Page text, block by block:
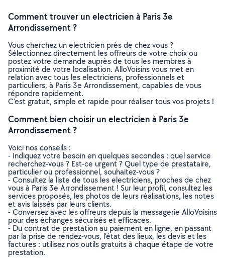
Comment trouver un electricien à Paris 3e
Arrondissement ?
Vous cherchez un electricien près de chez vous ?
Sélectionnez directement les offreurs de votre choix ou
postez votre demande auprès de tous les membres à
proximité de votre localisation. AlloVoisins vous met en
relation avec tous les electriciens, professionnels et
particuliers, à Paris 3e Arrondissement, capables de vous
répondre rapidement.
C’est gratuit, simple et rapide pour réaliser tous vos projets !
Comment bien choisir un electricien à Paris 3e
Arrondissement ?
Voici nos conseils :
- Indiquez votre besoin en quelques secondes : quel service
recherchez-vous ? Est-ce urgent ? Quel type de prestataire,
particulier ou professionnel, souhaitez-vous ?
- Consultez la liste de tous les electriciens, proches de chez
vous à Paris 3e Arrondissement ! Sur leur profil, consultez les
services proposés, les photos de leurs réalisations, les notes
et avis laissés par leurs clients.
- Conversez avec les offreurs depuis la messagerie AlloVoisins
pour des échanges sécurisés et efficaces.
- Du contrat de prestation au paiement en ligne, en passant
par la prise de rendez-vous, l’état des lieux, les devis et les
factures : utilisez nos outils gratuits à chaque étape de votre
prestation.